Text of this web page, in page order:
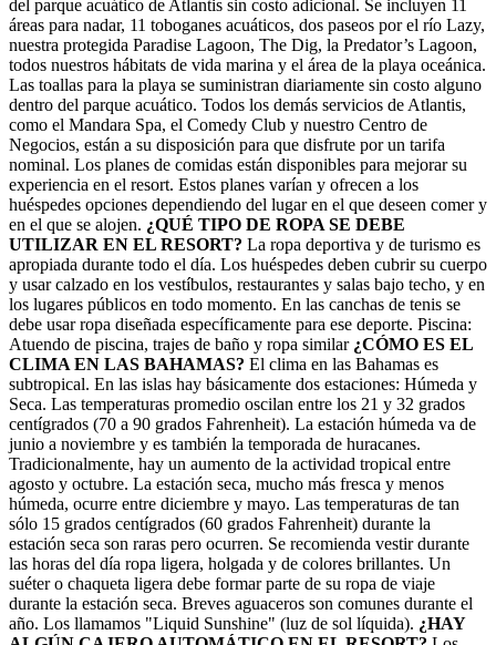
del parque acuático de Atlantis sin costo adicional. Se incluyen 11
áreas para nadar, 11 toboganes acuáticos, dos paseos por el río Lazy,
nuestra protegida Paradise Lagoon, The Dig, la Predator’s Lagoon,
todos nuestros hábitats de vida marina y el área de la playa oceánica.
Las toallas para la playa se suministran diariamente sin costo alguno
dentro del parque acuático. Todos los demás servicios de Atlantis,
como el Mandara Spa, el Comedy Club y nuestro Centro de
Negocios, están a su disposición para que disfrute por un tarifa
nominal. Los planes de comidas están disponibles para mejorar su
experiencia en el resort. Estos planes varían y ofrecen a los
huéspedes opciones dependiendo del lugar en el que deseen comer y
en el que se alojen. ¿QUÉ TIPO DE ROPA SE DEBE
UTILIZAR EN EL RESORT? La ropa deportiva y de turismo es
apropiada durante todo el día. Los huéspedes deben cubrir su cuerpo
y usar calzado en los vestíbulos, restaurantes y salas bajo techo, y en
los lugares públicos en todo momento. En las canchas de tenis se
debe usar ropa diseñada específicamente para ese deporte. Piscina:
Atuendo de piscina, trajes de baño y ropa similar ¿CÓMO ES EL
CLIMA EN LAS BAHAMAS? El clima en las Bahamas es
subtropical. En las islas hay básicamente dos estaciones: Húmeda y
Seca. Las temperaturas promedio oscilan entre los 21 y 32 grados
centígrados (70 a 90 grados Fahrenheit). La estación húmeda va de
junio a noviembre y es también la temporada de huracanes.
Tradicionalmente, hay un aumento de la actividad tropical entre
agosto y octubre. La estación seca, mucho más fresca y menos
húmeda, ocurre entre diciembre y mayo. Las temperaturas de tan
sólo 15 grados centígrados (60 grados Fahrenheit) durante la
estación seca son raras pero ocurren. Se recomienda vestir durante
las horas del día ropa ligera, holgada y de colores brillantes. Un
suéter o chaqueta ligera debe formar parte de su ropa de viaje
durante la estación seca. Breves aguaceros son comunes durante el
año. Los llamamos "Liquid Sunshine" (luz de sol líquida). ¿HAY